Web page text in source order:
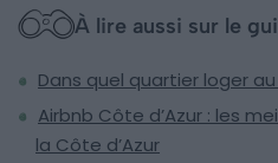
À lire aussi sur le
Dans quel quartier loger
Airbnb Côte d’Azur : les
la Côte d’Azur